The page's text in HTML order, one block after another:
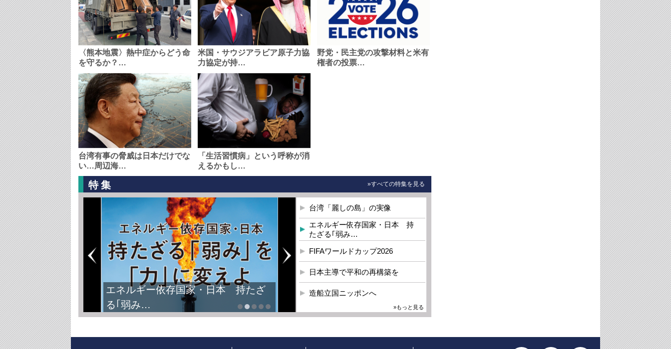
〈熊本地震〉熱中症からどう命
を守るか？…
米国・サウジアラビア原子力協
力協定が持…
野党・民主党の攻撃材料と米有
権者の投票…
台湾有事の脅威は日本だけでな
い…周辺海…
「生活習慣病」という呼称が消
えるかもし…
特集 »すべての特集を見る
エネルギー依存国家・日本 持たざ
る｢弱み…
台湾「麗しの島」の実像
エネルギー依存国家・日本 持
たざる｢弱み…
FIFAワールドカップ2026
日本主導で平和の再構築を
造船立国ニッポンへ
»もっと見る